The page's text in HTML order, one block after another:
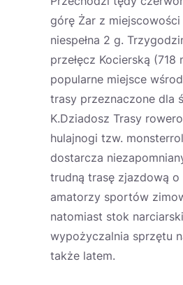
górę Żar z miejscowości
niespełna 2 g.
przełęcz Kocierską
popularne miejsce
trasy przeznaczone dla
K.Dziadosz Trasy
hulajnogi tzw.
dostarcza
trudną trasę zjazdową o
amatorzy sportów
natomiast stok
wypożyczalnia sprzętu
także latem.